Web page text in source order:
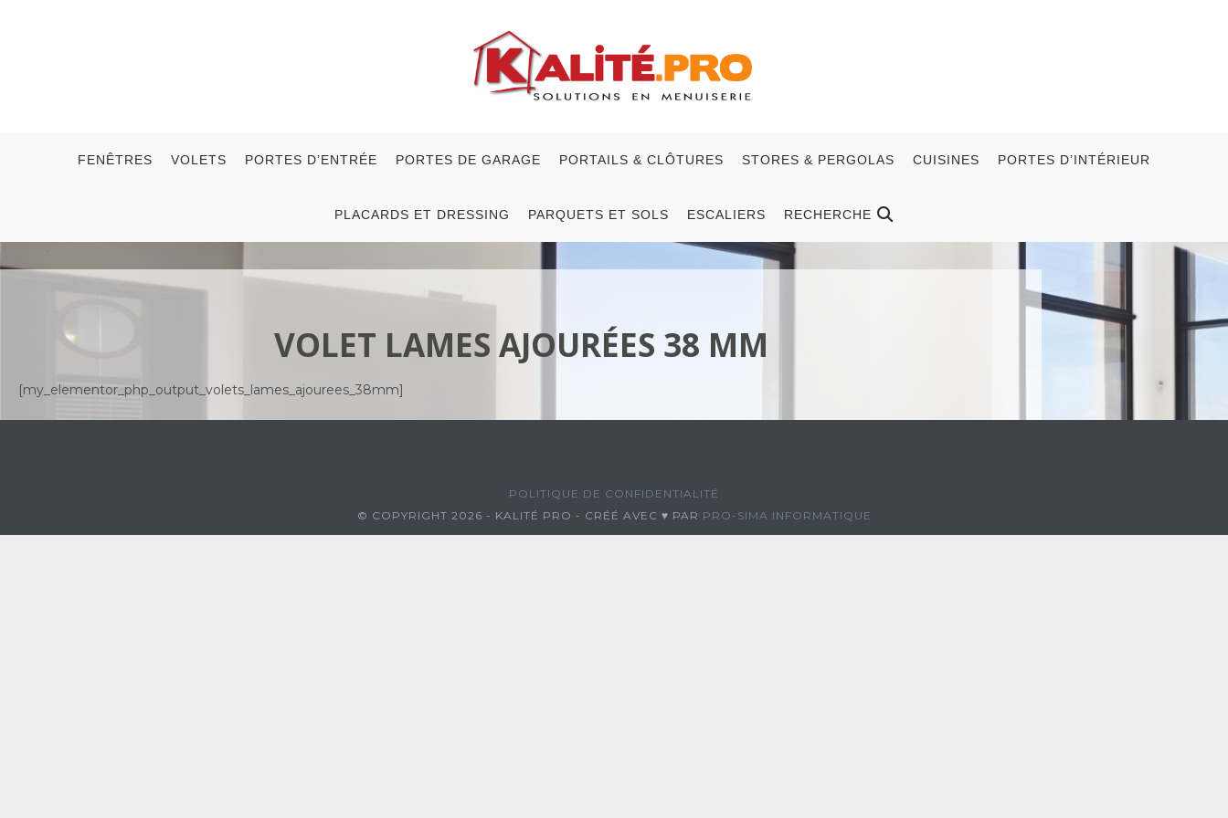
FENÊTRES VOLETS PORTES D’ENTRÉE PORTES DE GARAGE PORTAILS & CLÔTURES STORES & PERGOLAS CUISINES PORTES D’INTÉRIEUR
PLACARDS ET DRESSING PARQUETS ET SOLS ESCALIERS RECHERCHE
VOLET LAMES AJOURÉES 38 MM
[my_elementor_php_output_volets_lames_ajourees_38mm]
POLITIQUE DE CONFIDENTIALITÉ
© COPYRIGHT 2026 - KALITÉ PRO - CRÉÉ AVEC ♥ PAR PRO-SIMA INFORMATIQUE